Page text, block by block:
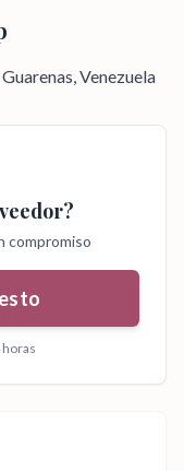
Venezuela
compromiso
horas